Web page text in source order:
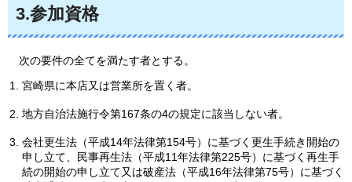
3.参加資格
次の要件の全てを満たす者とする。
宮崎県に本店又は営業所を置く者。
地方自治法施行令第167条の4の規定に該当しない者。
会社更生法（平成14年法律第154号）に基づく更生手続き開始の
申し立て、民事再生法（平成11年法律第225号）に基づく再生手
続の開始の申し立て又は破産法（平成16年法律第75号）に基づく